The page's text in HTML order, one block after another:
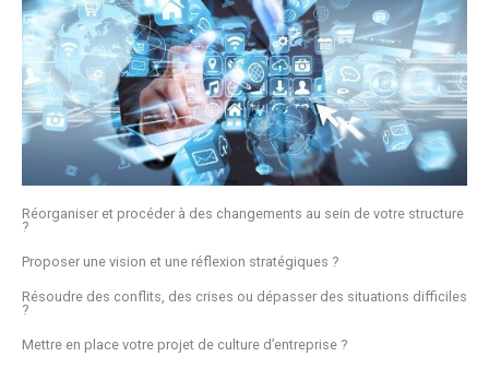
Réorganiser et procéder à des changements au sein de votre structure
?​
Proposer une vision et une réflexion stratégiques ?​
Résoudre des conflits, des crises ou dépasser des situations difficiles
?​
Mettre en place votre projet de culture d’entreprise ?​